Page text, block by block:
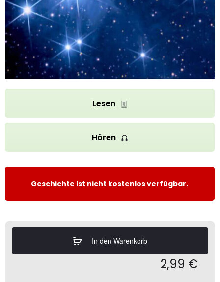
Lesen
Hören
Geschichte ist nicht kostenlos verfügbar.
In den Warenkorb
2,99 €